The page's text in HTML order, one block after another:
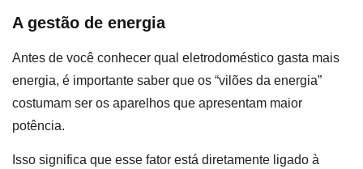
A gestão de energia
Antes de você conhecer qual eletrodoméstico gasta mais
energia, é importante saber que os “vilões da energia”
costumam ser os aparelhos que apresentam maior
potência.
Isso significa que esse fator está diretamente ligado à